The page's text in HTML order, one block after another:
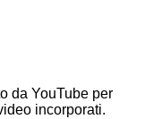
da YouTube per
incorporati.